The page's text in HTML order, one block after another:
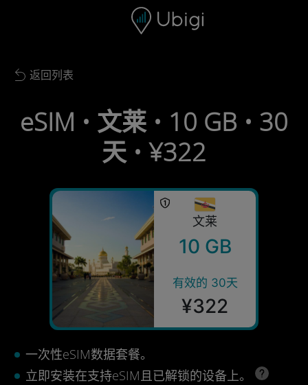
Back to list
返回列表
eSIM • 文莱 • 10 GB • 30
天 • ¥322
文莱
10 GB
有效的 30天
¥322
一次性eSIM数据套餐。
立即安装在支持eSIM且已解锁的设备上。